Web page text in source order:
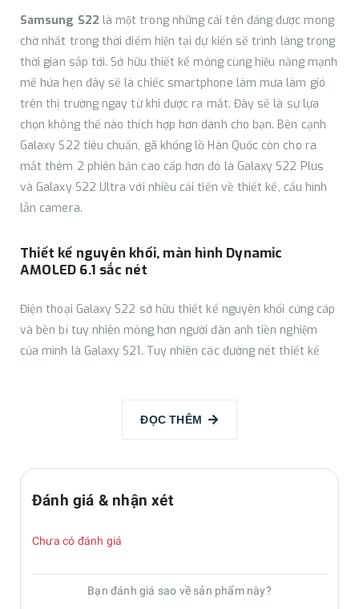
Samsung S22 là một trong những cái tên đáng được mong
chờ nhất trong thời điểm hiện tại dự kiến sẽ trình làng trong
thời gian sắp tới. Sở hữu thiết kế mỏng cùng hiệu năng mạnh
mẽ hứa hẹn đây sẽ là chiếc smartphone làm mưa làm gió
trên thị trường ngay từ khi được ra mắt. Đây sẽ là sự lựa
chọn không thể nào thích hợp hơn dành cho bạn. Bên cạnh
Galaxy S22 tiêu chuẩn, gã khổng lồ Hàn Quốc còn cho ra
mắt thêm 2 phiên bản cao cấp hơn đó là Galaxy S22 Plus
và Galaxy S22 Ultra với nhiều cải tiến về thiết kế, cấu hình
lẫn camera.
Thiết kế nguyên khối, màn hình Dynamic
AMOLED 6.1 sắc nét
Điện thoại Galaxy S22 sở hữu thiết kế nguyên khối cứng cáp
và bền bỉ tuy nhiên mỏng hơn người đàn anh tiền nghiệm
của mình là Galaxy S21. Tuy nhiên các đường nét thiết kế
mang lại một tổng thể sang trọng bắt mắt và tinh tế. Mặt
ĐỌC THÊM
Đánh giá & nhận xét
Chưa có đánh giá
Bạn đánh giá sao về sản phẩm này?